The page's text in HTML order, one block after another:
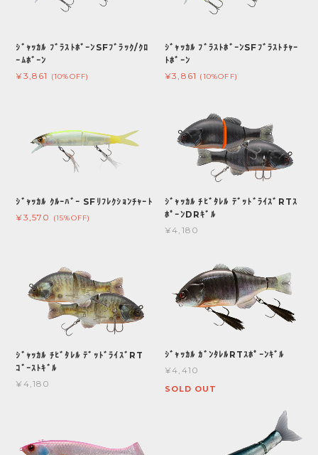
ｼﾞｬｯｶﾙ ﾌﾞﾗｽﾄﾎﾞｰﾝSFﾌﾞﾗｯｸ/ｸﾛ
ｰﾑﾎﾞｰﾝ
¥3,861
(10%OFF)
ｼﾞｬｯｶﾙ ﾌﾞﾗｽﾄﾎﾞｰﾝSFﾌﾞﾗｽﾄﾁｬｰ
ﾄﾎﾞｰﾝ
¥3,861 (10%OFF)
ｼﾞｬｯｶﾙ ｸﾙｰﾊﾞｰ SFﾘﾌﾚｸｼｮﾝﾁｬｰﾄ
¥3,570
(15%OFF)
ｼﾞｬｯｶﾙ ﾁﾋﾞﾀﾚﾙ ﾃﾞｯﾄﾞﾗｲｽﾞRTｽ
ﾎﾟｰﾝDRｷﾞﾙ
¥4,180
ｼﾞｬｯｶﾙ ﾁﾋﾞﾀﾚﾙ ﾃﾞｯﾄﾞﾗｲｽﾞRT
ｺﾞｰｽﾄｷﾞﾙ
¥4,180
ｼﾞｬｯｶﾙ ｶﾞﾝﾀﾚﾙRTｽﾎﾟｰﾝｷﾞﾙ
¥4,410
SOLD OUT